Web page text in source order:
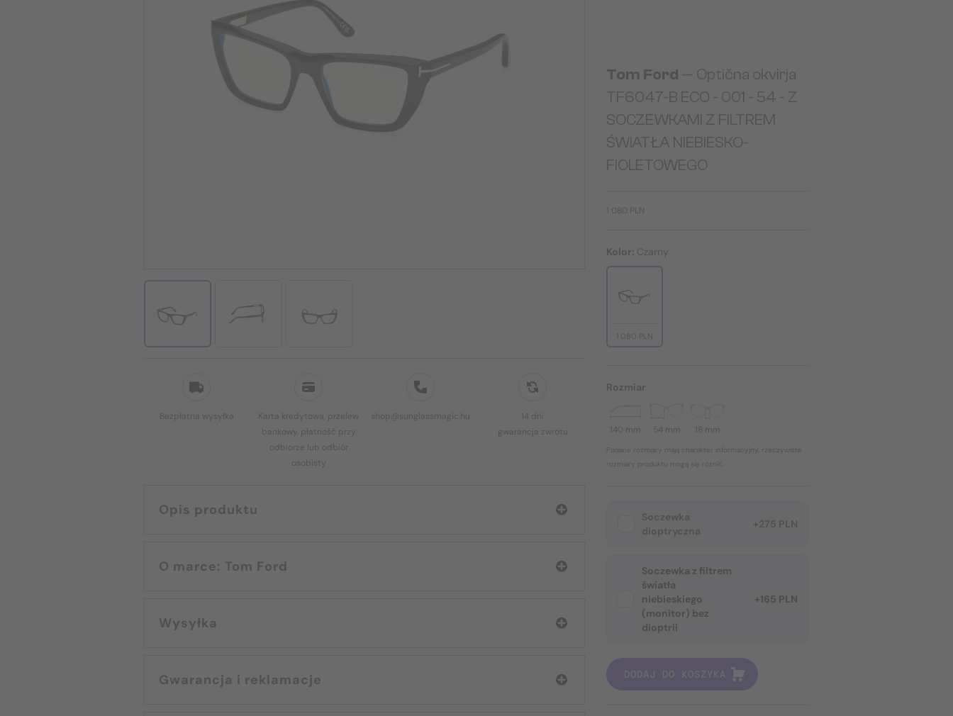
Bezpłatna wysyłka
Karta kredytowa, przelew
bankowy, płatność przy
odbiorze lub odbiór
osobisty
shop@sunglassmagic.hu
14 dni
gwarancja zwrotu
Opis produktu
O marce: Tom Ford
Wysyłka
Gwarancja i reklamacje
Tom Ford — Optična okvirja
TF6047-B ECO - 001 - 54 - Z
SOCZEWKAMI Z FILTREM
ŚWIATŁA NIEBIESKO-
FIOLETOWEGO
1 080 PLN
Kolor: Czarny
1 080 PLN
Rozmiar
140 mm 54 mm 18 mm
Podane rozmiary mają charakter informacyjny, rzeczywiste
rozmiary produktu mogą się różnić.
Soczewka
dioptryczna
+275 PLN
Soczewka z filtrem
światła
niebieskiego
(monitor) bez
dioptrii
+165 PLN
DODAJ DO KOSZYKA